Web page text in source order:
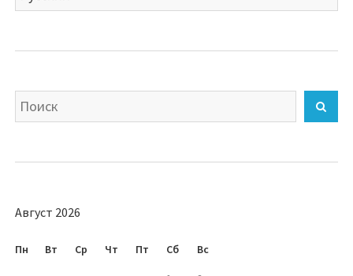
язык
Искать
Август 2026
Пн Вт Ср Чт Пт Сб Вс